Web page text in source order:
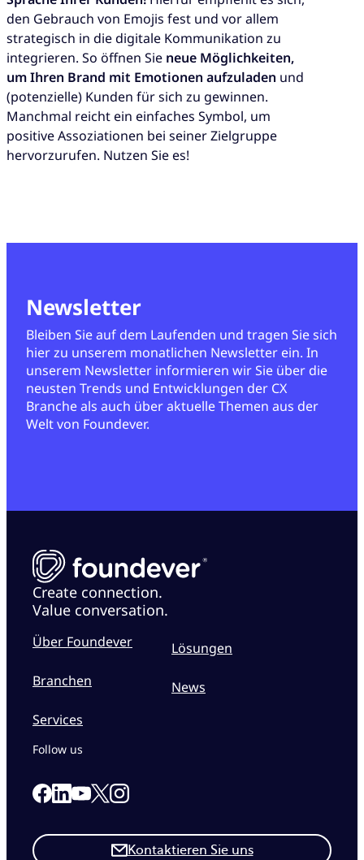
den Gebrauch von Emojis fest und vor allem
strategisch in die digitale Kommunikation zu
integrieren. So öffnen Sie neue Möglichkeiten,
um Ihren Brand mit Emotionen aufzuladen und
(potenzielle) Kunden für sich zu gewinnen.
Manchmal reicht ein einfaches Symbol, um
positive Assoziationen bei seiner Zielgruppe
hervorzurufen. Nutzen Sie es!
Newsletter
Bleiben Sie auf dem Laufenden und tragen Sie sich
hier zu unserem monatlichen Newsletter ein. In
unserem Newsletter informieren wir Sie über die
neusten Trends und Entwicklungen der CX
Branche als auch über aktuelle Themen aus der
Welt von Foundever.
Create connection.
Value conversation.
Über Foundever
Branchen
Services
Lösungen
News
Kontaktieren Sie uns
Follow us
Link to our Facebook page
Link to our Linkedin page
Link to our Youtube page
Link to our X page
Link to our Instagram page